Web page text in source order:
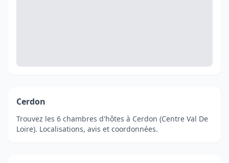
Cerdon
Trouvez les 6 chambres d'hôtes à Cerdon (Centre Val De
Loire). Localisations, avis et coordonnées.